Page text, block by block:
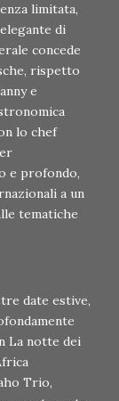
limitata,
di
concede
rispetto
e
lo chef
e profondo,
a un
tematiche
date estive,
La notte dei
Trio,